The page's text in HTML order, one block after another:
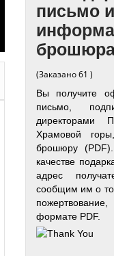
письмо и
(Заказано 61 )
Вы получите
письмо,
директорами
Храмовой
брошюру
качестве
адрес
сообщим им о
формате PDF.